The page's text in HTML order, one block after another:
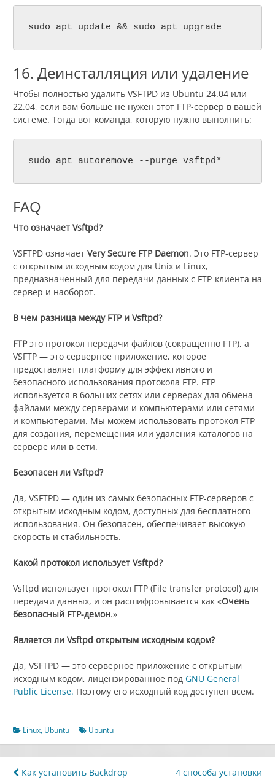
sudo apt update && sudo apt upgrade
16. Деинсталляция или удаление
Чтобы полностью удалить VSFTPD из Ubuntu 24.04 или
22.04, если вам больше не нужен этот FTP-сервер в вашей
системе. Тогда вот команда, которую нужно выполнить:
sudo apt autoremove --purge vsftpd*
FAQ
Что означает Vsftpd?
VSFTPD означает Very Secure FTP Daemon. Это FTP-сервер
с открытым исходным кодом для Unix и Linux,
предназначенный для передачи данных с FTP-клиента на
сервер и наоборот.
В чем разница между FTP и Vsftpd?
FTPэто протокол передачи файлов (сокращенно FTP), а
VSFTP — это серверное приложение, которое
предоставляет платформу для эффективного и
безопасного использования протокола FTP. FTP
используется в больших сетях или серверах для обмена
файлами между серверами и компьютерами или сетями
и компьютерами. Мы можем использовать протокол FTP
для создания, перемещения или удаления каталогов на
сервере или в сети.
Безопасен ли Vsftpd?
Да, VSFTPD — один из самых безопасных FTP-серверов с
открытым исходным кодом, доступных для бесплатного
использования. Он безопасен, обеспечивает высокую
скорость и стабильность.
Какой протокол использует Vsftpd?
Vsftpd использует протокол FTP (File transfer protocol) для
передачи данных, и он расшифровывается как «Очень
безопасный FTP-демон.»
Является ли Vsftpd открытым исходным кодом?
Да, VSFTPD — это серверное приложение с открытым
исходным кодом, лицензированное под GNU General
Public License. Поэтому его исходный код доступен всем.
Linux, Ubuntu Ubuntu
Как установить Backdrop
4 способа установки